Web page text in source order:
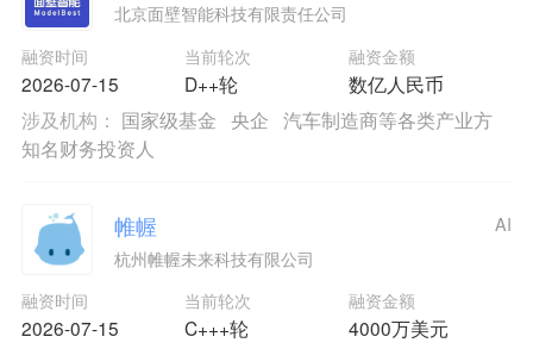
北京面壁智能科技有限责任公司
融资时间
2026-07-15
当前轮次
D++轮
融资金额
数亿人民币
涉及机构： 国家级基金 央企 汽车制造商等各类产业方
知名财务投资人
帷幄
杭州帷幄未来科技有限公司
融资时间
2026-07-15
当前轮次
C+++轮
融资金额
4000万美元
AI